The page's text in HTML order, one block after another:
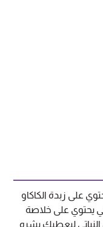
على زبدة الكاكاو
يحتوي على خلاصة
النباتي ليعطيكِ بشره